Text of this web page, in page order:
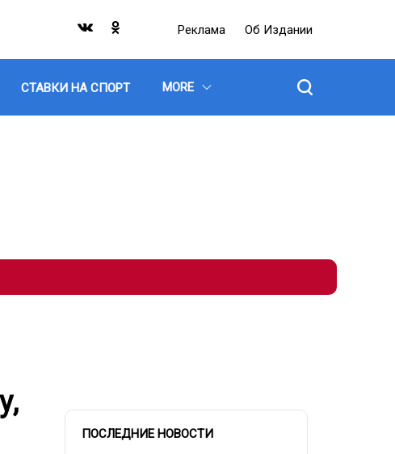
Реклама Об Издании
СТАВКИ НА СПОРТ MORE
ПОСЛЕДНИЕ НОВОСТИ